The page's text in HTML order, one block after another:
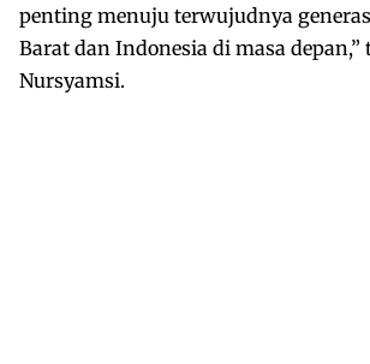
penting menuju terwujudnya
Barat dan Indonesia di masa depan,”
Nursyamsi.